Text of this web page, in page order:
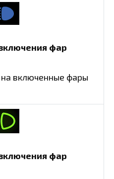
фар
включенные фары
фар